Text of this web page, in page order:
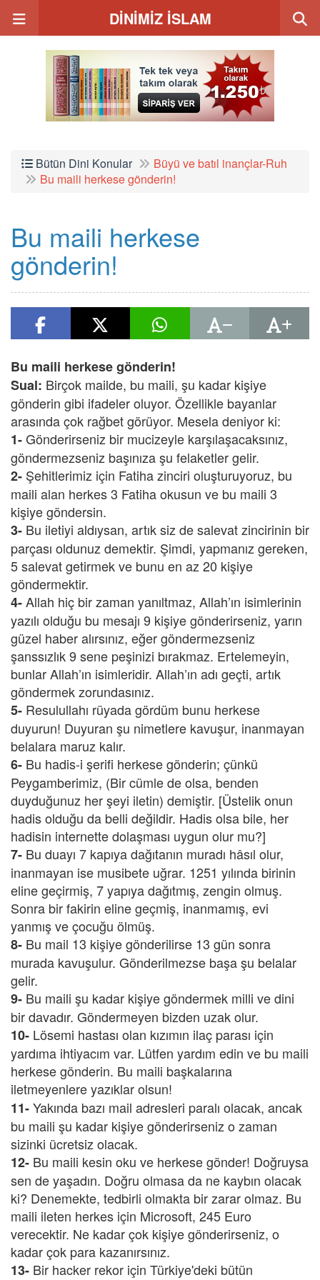
DİNİMİZ İSLAM
Bütün Dini Konular
Büyü ve batıl inançlar-Ruh
Bu maili herkese gönderin!
Bu maili herkese
gönderin!
Bu maili herkese gönderin!
Sual: Birçok mailde, bu maili, şu kadar kişiye
gönderin gibi ifadeler oluyor. Özellikle bayanlar
arasında çok rağbet görüyor. Mesela deniyor ki:
1-Gönderirseniz bir mucizeyle karşılaşacaksınız,
göndermezseniz başınıza şu felaketler gelir.
2- Şehitlerimiz için Fatiha zinciri oluşturuyoruz, bu
maili alan herkes 3 Fatiha okusun ve bu maili 3
kişiye göndersin.
3- Bu iletiyi aldıysan, artık siz de salevat zincirinin bir
parçası oldunuz demektir. Şimdi, yapmanız gereken,
5 salevat getirmek ve bunu en az 20 kişiye
göndermektir.
4-Allah hiç bir zaman yanıltmaz, Allah’ın isimlerinin
yazılı olduğu bu mesajı 9 kişiye gönderirseniz, yarın
güzel haber alırsınız, eğer göndermezseniz
şanssızlık 9 sene peşinizi bırakmaz. Ertelemeyin,
bunlar Allah’ın isimleridir. Allah’ın adı geçti, artık
göndermek zorundasınız.
5- Resulullahı rüyada gördüm bunu herkese
duyurun! Duyuran şu nimetlere kavuşur, inanmayan
belalara maruz kalır.
6- Bu hadis-i şerifi herkese gönderin; çünkü
Peygamberimiz, (Bir cümle de olsa, benden
duyduğunuz her şeyi iletin) demiştir. [Üstelik onun
hadis olduğu da belli değildir. Hadis olsa bile, her
hadisin internette dolaşması uygun olur mu?]
7- Bu duayı 7 kapıya dağıtanın muradı hâsıl olur,
inanmayan ise musibete uğrar. 1251 yılında birinin
eline geçirmiş, 7 yapıya dağıtmış, zengin olmuş.
Sonra bir fakirin eline geçmiş, inanmamış, evi
yanmış ve çocuğu ölmüş.
8- Bu mail 13 kişiye gönderilirse 13 gün sonra
murada kavuşulur. Gönderilmezse başa şu belalar
gelir.
9- Bu maili şu kadar kişiye göndermek milli ve dini
bir davadır. Göndermeyen bizden uzak olur.
10- Lösemi hastası olan kızımın ilaç parası için
yardıma ihtiyacım var. Lütfen yardım edin ve bu maili
herkese gönderin. Bu maili başkalarına
iletmeyenlere yazıklar olsun!
11-Yakında bazı mail adresleri paralı olacak, ancak
bu maili şu kadar kişiye gönderirseniz o zaman
sizinki ücretsiz olacak.
12- Bu maili kesin oku ve herkese gönder! Doğruysa
sen de yaşadın. Doğru olmasa da ne kaybın olacak
ki? Denemekte, tedbirli olmakta bir zarar olmaz. Bu
maili ileten herkes için Microsoft, 245 Euro
verecektir. Ne kadar çok kişiye gönderirseniz, o
kadar çok para kazanırsınız.
13- Bir hacker rekor için Türkiye'deki bütün